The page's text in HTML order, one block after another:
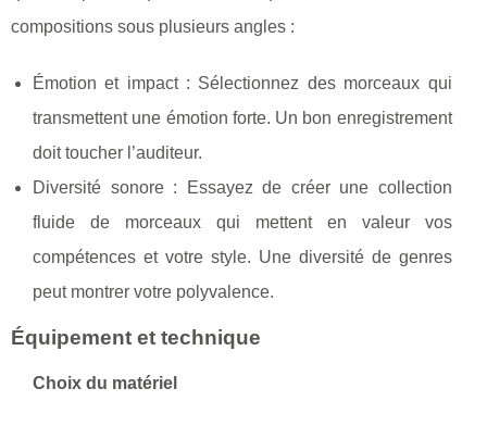
compositions sous plusieurs angles :
Émotion et impact : Sélectionnez des morceaux qui
transmettent une émotion forte. Un bon enregistrement
doit toucher l’auditeur.
Diversité sonore : Essayez de créer une collection
fluide de morceaux qui mettent en valeur vos
compétences et votre style. Une diversité de genres
peut montrer votre polyvalence.
Équipement et technique
Choix du matériel